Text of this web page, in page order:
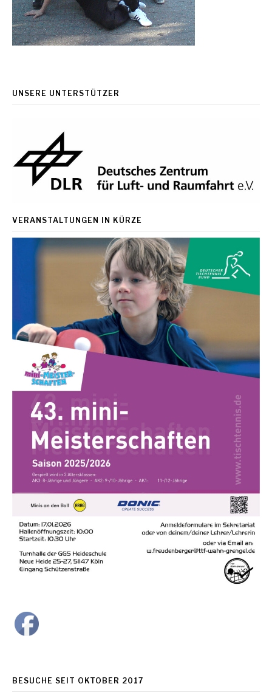
UNSERE UNTERSTÜTZER
VERANSTALTUNGEN IN KÜRZE
BESUCHE SEIT OKTOBER 2017